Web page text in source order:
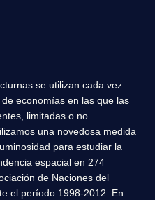
se utilizan cada vez
economías en las que las
limitadas o no
una novedosa medida
para estudiar la
espacial en 274
de Naciones del
el período 1998-2012. En